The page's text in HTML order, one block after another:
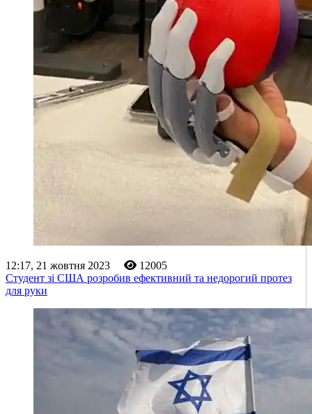
12:17, 21 жовтня 2023
12005
Студент зі США розробив ефективний та недорогий протез
для руки